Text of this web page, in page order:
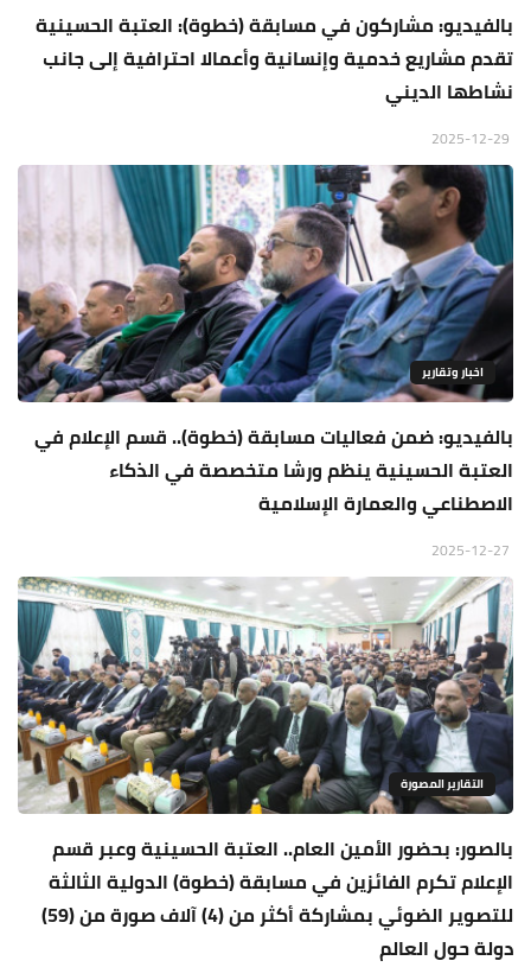
بالفيديو: مشاركون في مسابقة (خطوة): العتبة الحسينية
تقدم مشاريع خدمية وإنسانية وأعمالا احترافية إلى جانب
نشاطها الديني
اخبار وتقارير
بالفيديو: ضمن فعاليات مسابقة (خطوة).. قسم الإعلام في
العتبة الحسينية ينظم ورشا متخصصة في الذكاء
الاصطناعي والعمارة الإسلامية
التقارير المصورة
بالصور: بحضور الأمين العام.. العتبة الحسينية وعبر قسم
الإعلام تكرم الفائزين في مسابقة (خطوة) الدولية الثالثة
للتصوير الضوئي بمشاركة أكثر من (4) آلاف صورة من (59)
دولة حول العالم